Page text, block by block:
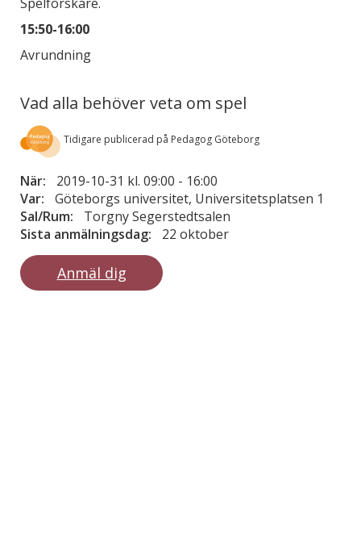
15:50-16:00
Avrundning
Vad alla behöver veta om spel
Tidigare publicerad på Pedagog Göteborg
När: 2019-10-31 kl. 09:00 - 16:00
Var:
Göteborgs universitet, Universitetsplatsen 1
Sal/Rum:
Torgny Segerstedtsalen
Sista anmälningsdag:
22 oktober
Anmäl dig